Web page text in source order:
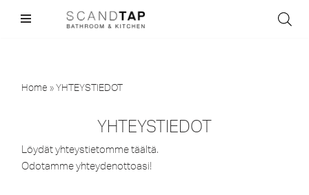
Home »YHTEYSTIEDOT
YHTEYSTIEDOT
Löydät yhteystietomme täältä.
Odotamme yhteydenottoasi!